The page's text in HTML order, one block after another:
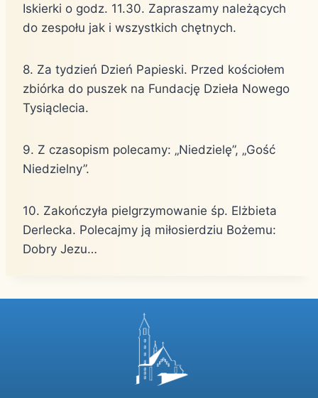
Iskierki o godz. 11.30. Zapraszamy należących
do zespołu jak i wszystkich chętnych.
8. Za tydzień Dzień Papieski. Przed kościołem
zbiórka do puszek na Fundację Dzieła Nowego
Tysiąclecia.
9. Z czasopism polecamy: „Niedzielę”, „Gość
Niedzielny”.
10. Zakończyła pielgrzymowanie śp. Elżbieta
Derlecka. Polecajmy ją miłosierdziu Bożemu:
Dobry Jezu…